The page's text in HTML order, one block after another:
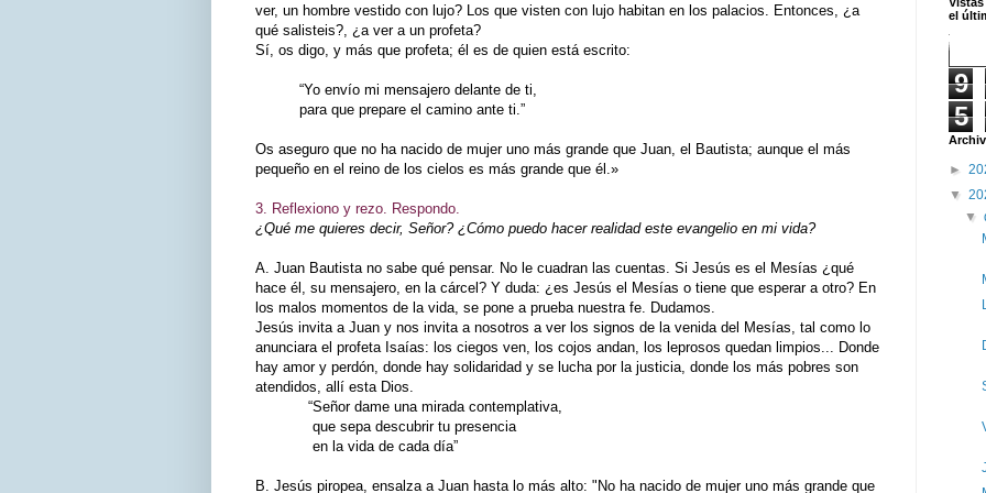
ver, un hombre vestido con lujo? Los que visten con lujo habitan en los palacios. Entonces, ¿a
qué salisteis?, ¿a ver a un profeta?
Sí, os digo, y más que profeta; él es de quien está escrito:
“Yo envío mi mensajero delante de ti,
para que prepare el camino ante ti.”
Os aseguro que no ha nacido de mujer uno más grande que Juan, el Bautista; aunque el más
pequeño en el reino de los cielos es más grande que él.»
3. Reflexiono y rezo. Respondo.
¿Qué me quieres decir, Señor? ¿Cómo puedo hacer realidad este evangelio en mi vida?
A. Juan Bautista no sabe qué pensar. No le cuadran las cuentas. Si Jesús es el Mesías ¿qué
hace él, su mensajero, en la cárcel? Y duda: ¿es Jesús el Mesías o tiene que esperar a otro? En
los malos momentos de la vida, se pone a prueba nuestra fe. Dudamos.
Jesús invita a Juan y nos invita a nosotros a ver los signos de la venida del Mesías, tal como lo
anunciara el profeta Isaías: los ciegos ven, los cojos andan, los leprosos quedan limpios... Donde
hay amor y perdón, donde hay solidaridad y se lucha por la justicia, donde los más pobres son
atendidos, allí esta Dios.
“Señor dame una mirada contemplativa,
que sepa descubrir tu presencia
en la vida de cada día”
B. Jesús piropea, ensalza a Juan hasta lo más alto: "No ha nacido de mujer uno más grande que
el
9
5
►
▼
▼